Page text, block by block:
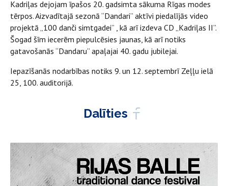
Kadriļas dejojam īpašos 20. gadsimta sākuma Rīgas modes
tērpos. Aizvadītajā sezonā “Dandari” aktīvi piedalījās video
projektā „100 danči simtgadei” , kā arī izdeva CD „Kadriļas II”.
Šogad šīm iecerēm piepulcēsies jaunas, kā arī notiks
gatavošanās “Dandaru” apaļajai 40. gadu jubilejai.
Iepazīšanās nodarbības notiks 9. un 12. septembrī Zeļļu ielā
25, 100. auditorijā.
Dalīties